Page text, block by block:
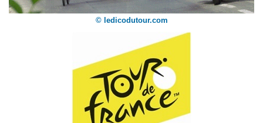
© ledicodutour.com